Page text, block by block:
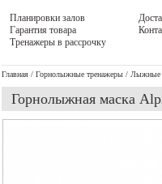
Планировки залов
Гарантия товара
Тренажеры в рассрочку
Главная / Горнолыжные тренажеры / Лыжные
Горнолыжная маска